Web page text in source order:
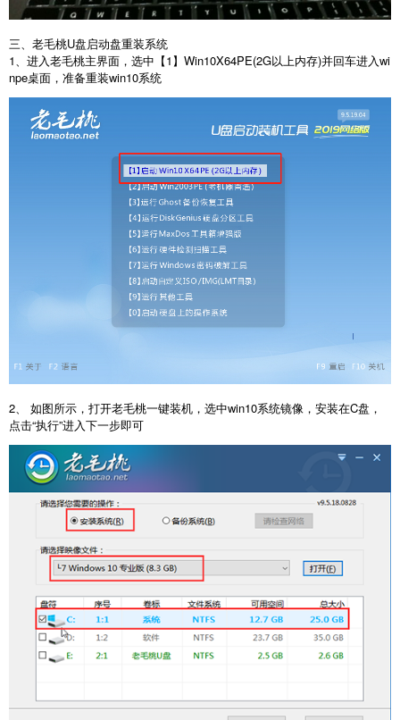
三、老毛桃U盘启动盘重装系统
1、进入老毛桃主界面，选中【1】Win10X64PE(2G以上内存)并回车进入wi
npe桌面，准备重装win10系统
2、 如图所示，打开老毛桃一键装机，选中win10系统镜像，安装在C盘，
点击“执行”进入下一步即可